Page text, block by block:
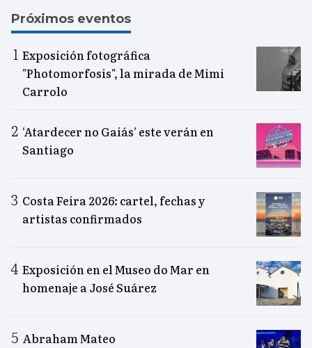
Próximos eventos
Exposición fotográfica
"Photomorfosis", la mirada de Mimi
Carrolo
‘Atardecer no Gaiás’ este verán en
Santiago
Costa Feira 2026: cartel, fechas y
artistas confirmados
Exposición en el Museo do Mar en
homenaje a José Suárez
Abraham Mateo